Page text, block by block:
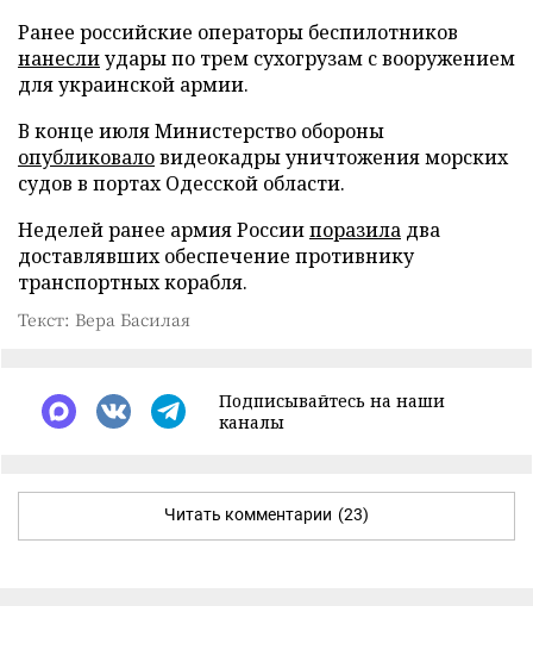
Ранее российские операторы беспилотников
нанеслиудары по трем сухогрузам с вооружением
для украинской армии.
В конце июля Министерство обороны
опубликоваловидеокадры уничтожения морских
судов в портах Одесской области.
Неделей ранее армия Россиипоразила два
доставлявших обеспечение противнику
транспортных корабля.
Текст: Вера Басилая
Подписывайтесь на наши
каналы
Читать комментарии (23)